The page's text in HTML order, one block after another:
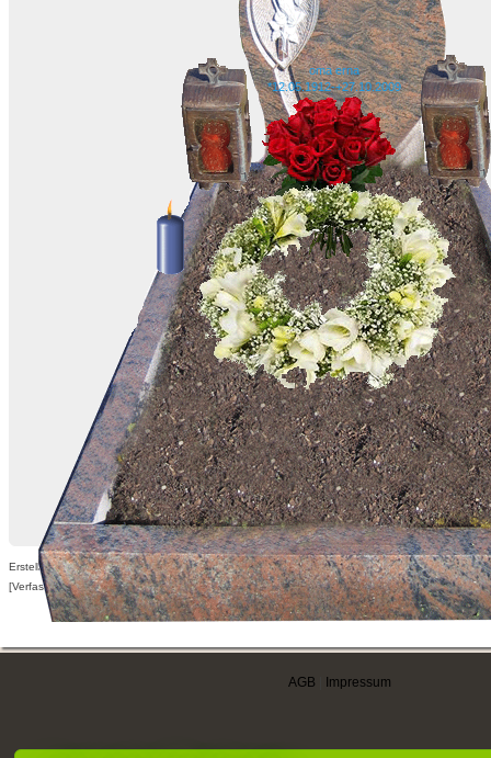
oma erna
*12.05.1912-+27.10.2009
Erstellt am 05.12.2009,
[Verfasser nur für angemeldete Benutzer sichtbar]
AGB Impressum